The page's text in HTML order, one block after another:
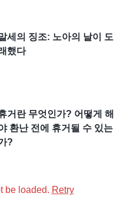
다. 누군가 하나님의 복
마음을 가지고, 하나
. 그러곤 마침내 하나님
성을 알아들어 주님을
들어도 구하지 않고 분
귀만을 완고히 지키며
신하면 하나님의 현현
자들은 어리석은 처녀
잃고 맙니다.
세의 징조: 노아의 날이 도
했다
거란 무엇인가? 어떻게 해
환난 전에 휴거될 수 있는
?
be loaded. Retry